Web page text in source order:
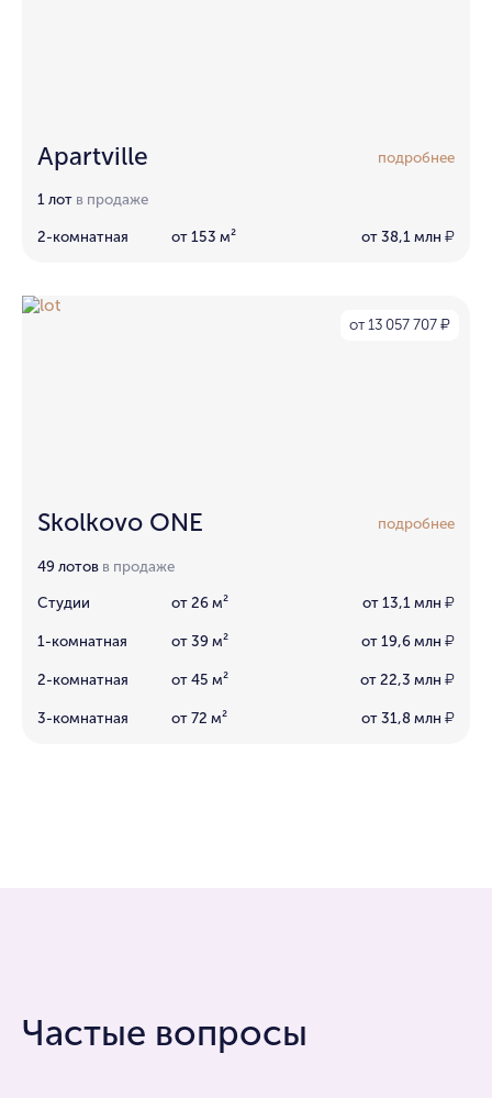
Apartville подробнее
1 лот в продаже
2-комнатная от 153 м² от 38,1 млн ₽
от 13 057 707 ₽
Skolkovo ONE подробнее
49 лотов в продаже
Студии от 26 м² от 13,1 млн ₽
1-комнатная от 39 м² от 19,6 млн ₽
2-комнатная от 45 м² от 22,3 млн ₽
3-комнатная от 72 м² от 31,8 млн ₽
Частые вопросы